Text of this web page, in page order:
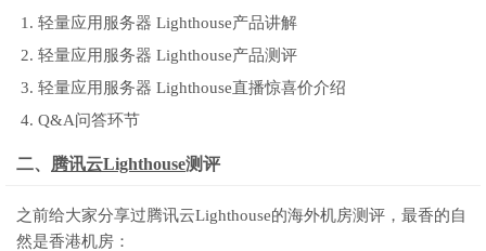
轻量应用服务器 Lighthouse产品讲解
轻量应用服务器 Lighthouse产品测评
轻量应用服务器 Lighthouse直播惊喜价介绍
Q&A问答环节
二、 腾讯云Lighthouse测评
之前给大家分享过腾讯云Lighthouse的海外机房测评，最香的自
然是香港机房：